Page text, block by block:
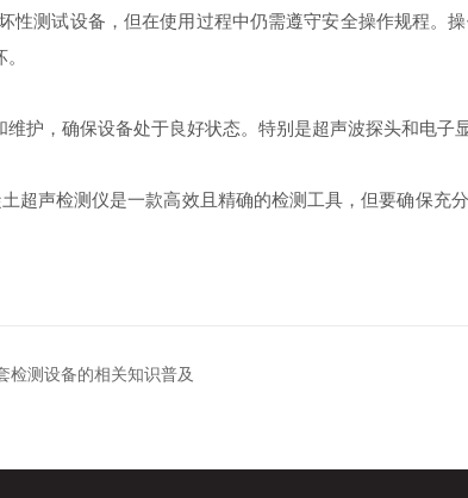
测试设备，但在使用过程中仍需遵守安全操作规程。
，确保设备处于良好状态。特别是超声波探头和电子
声检测仪是一款高效且精确的检测工具，但要确保充
检测设备的相关知识普及